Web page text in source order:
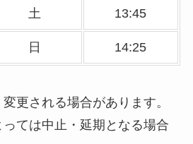
土 13:45
日 14:25
更される場合があります。
ては中止・延期となる場合